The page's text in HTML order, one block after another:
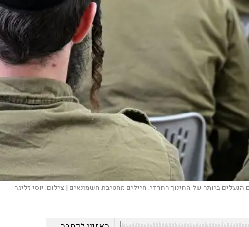
ביותר של החינוך החרדי. חיילים מחטיבת חשמונאים | צילום:יוסי זליגר